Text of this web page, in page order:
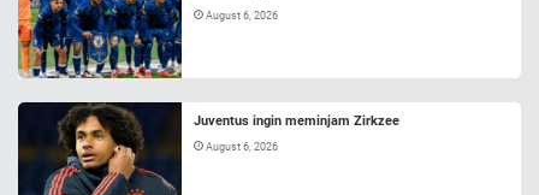
August 6, 2026
Juventus ingin meminjam Zirkzee
August 6, 2026